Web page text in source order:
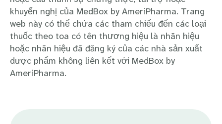
khuyến nghị của MedBox by AmeriPharma. Trang
web này có thể chứa các tham chiếu đến các loại
thuốc theo toa có tên thương hiệu là nhãn hiệu
hoặc nhãn hiệu đã đăng ký của các nhà sản xuất
dược phẩm không liên kết với MedBox by
AmeriPharma.